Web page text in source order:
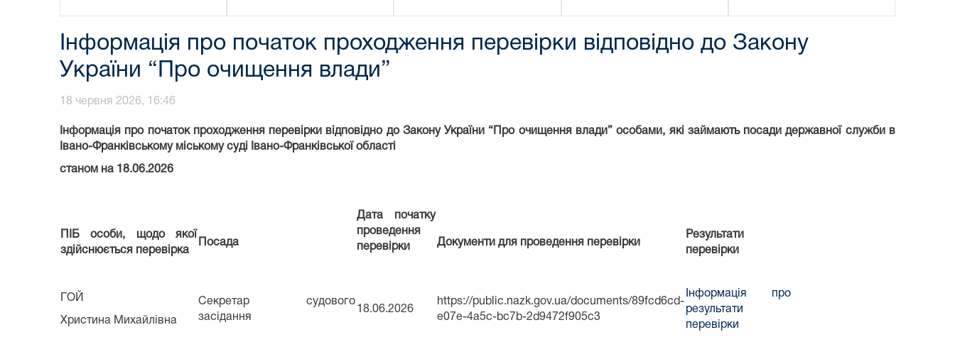
Інформація про початок проходження перевірки відповідно до Закону
України “Про очищення влади”
18 червня 2026, 16:46
Інформація про початок проходження перевірки відповідно до Закону України “Про очищення влади” особами, які займають посади державної служби в
Івано-Франківському міському суді Івано-Франківської області
станом на 18.06.2026
ПІБ особи, щодо якої
здійснюється перевірка
Посада
Дата початку
проведення
перевірки
Документи для проведення перевірки
Результати
перевірки
ГОЙ
Христина Михайлівна
Секретар судового
засідання
18.06.2026
https://public.nazk.gov.ua/documents/89fcd6cd-
e07e-4a5c-bc7b-2d9472f905c3
Інформація про
результати
перевірки